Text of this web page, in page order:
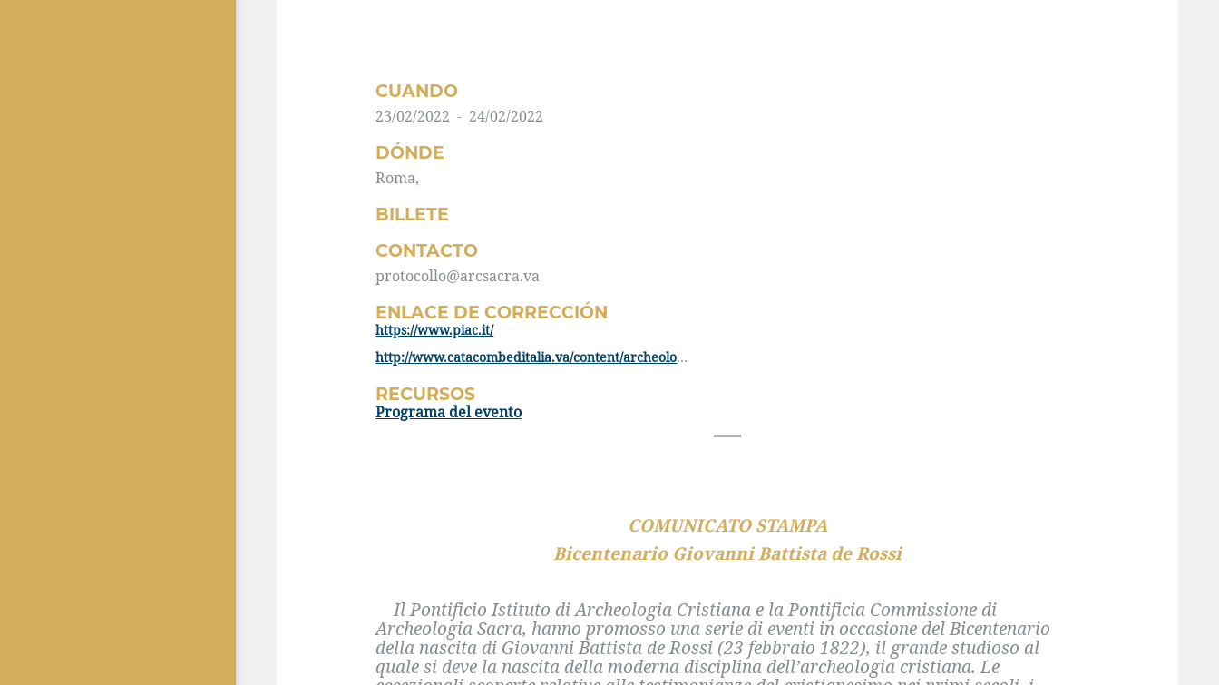
CUANDO
23/02/2022 - 24/02/2022
DÓNDE
Roma,
BILLETE
CONTACTO
protocollo@arcsacra.va
ENLACE DE CORRECCIÓN
https://www.piac.it/
http://www.catacombeditalia.va/content/archeologiasacra/it.html
RECURSOS
Programa del evento
COMUNICATO STAMPA
Bicentenario Giovanni Battista de Rossi
Il Pontificio Istituto di Archeologia Cristiana e la Pontificia Commissione di
Archeologia Sacra, hanno promosso una serie di eventi in occasione del Bicentenario
della nascita di Giovanni Battista de Rossi (23 febbraio 1822), il grande studioso al
quale si deve la nascita della moderna disciplina dell’archeologia cristiana. Le